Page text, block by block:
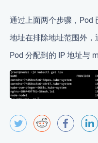
通过上面两个步骤，Pod
地址在排除地址范围外，
Pod 分配到的 IP 地址与